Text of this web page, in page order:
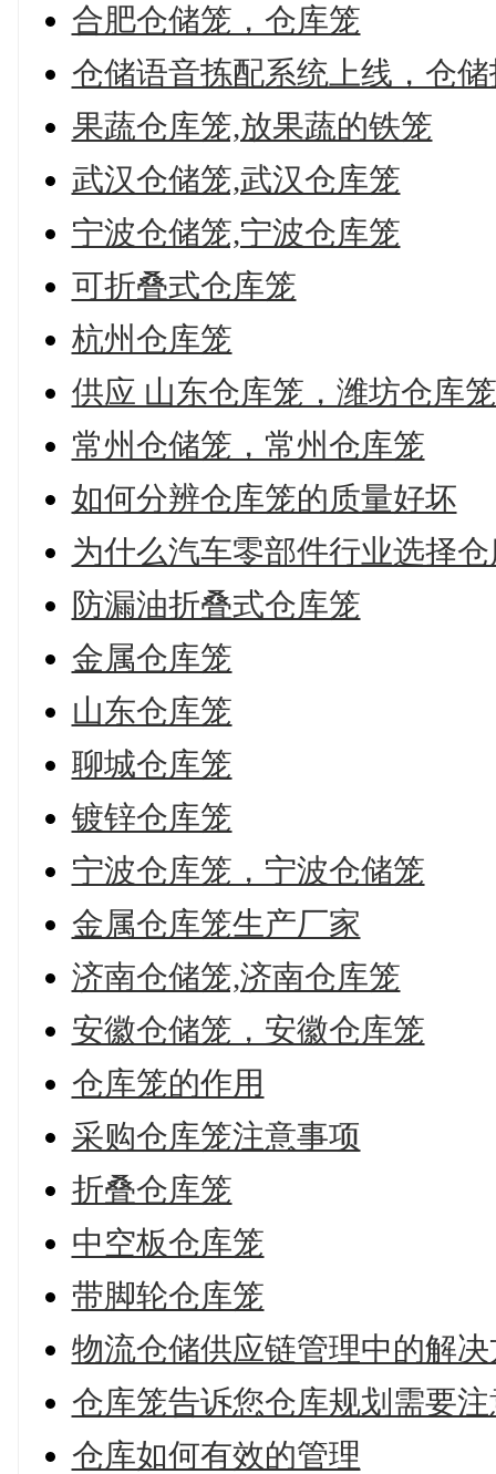
合肥仓储笼，仓库笼
仓储语音拣配系统上线，仓
果蔬仓库笼,放果蔬的铁笼
武汉仓储笼,武汉仓库笼
宁波仓储笼,宁波仓库笼
可折叠式仓库笼
杭州仓库笼
供应 山东仓库笼，潍坊仓库笼
常州仓储笼，常州仓库笼
如何分辨仓库笼的质量好坏
为什么汽车零部件行业选择
防漏油折叠式仓库笼
金属仓库笼
山东仓库笼
聊城仓库笼
镀锌仓库笼
宁波仓库笼，宁波仓储笼
金属仓库笼生产厂家
济南仓储笼,济南仓库笼
安徽仓储笼，安徽仓库笼
仓库笼的作用
采购仓库笼注意事项
折叠仓库笼
中空板仓库笼
带脚轮仓库笼
物流仓储供应链管理中的解
仓库笼告诉您仓库规划需要
仓库如何有效的管理